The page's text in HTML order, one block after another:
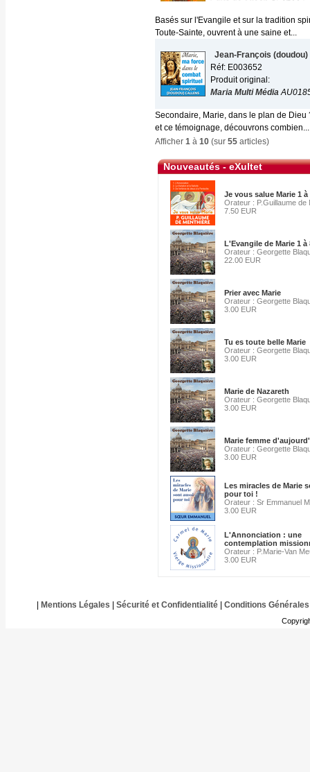
Basés sur l'Evangile et sur la tradition
Toute-Sainte, ouvrent à une saine et...
Jean-François (doudou)
Réf: E003652
Produit original:
Maria Multi Média
Secondaire, Marie, dans le plan de Dieu
et ce témoignage, découvrons combien...
Afficher 1 à 10 (sur 55 articles)
Nouveautés - eXultet
Je vous salue Marie 1 à
Orateur : P.Guillaume de
7.50 EUR
L'Evangile de Marie 1 à
Orateur : Georgette
22.00 EUR
Prier avec Marie
Orateur : Georgette
3.00 EUR
Tu es toute belle Marie
Orateur : Georgette
3.00 EUR
Marie de Nazareth
Orateur : Georgette
3.00 EUR
Marie femme
Orateur : Georgette
3.00 EUR
Les miracles de Marie
pour toi !
Orateur : Sr Emmanuel
3.00 EUR
L'Annonciation : une
contemplation
Orateur : P.Marie-Van
3.00 EUR
Mentions Légales Sécurité et Confidentialité| Conditions Générales